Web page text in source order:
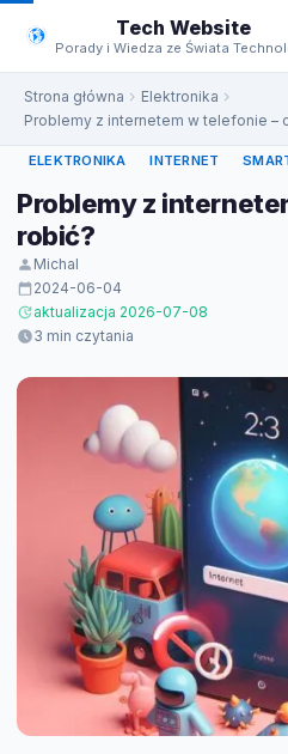
do
treści
Tech Website
Porady i Wiedza ze Świata
Strona główna
Elektronika
Problemy z internetem w telefonie –
ELEKTRONIKA INTERNET
Problemy z
robić?
Michal
2024-06-04
aktualizacja 2026-07-08
3 min czytania